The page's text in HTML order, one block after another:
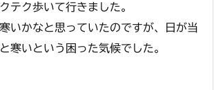
テク歩いて行きました。
いかなと思っていたのですが、日が当
寒いという困った気候でした。